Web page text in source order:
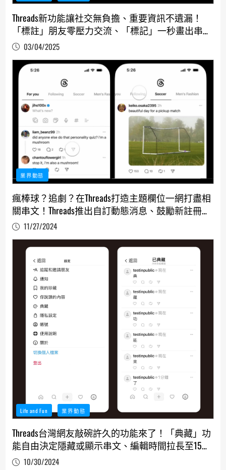
Threads新功能讓社交無負擔、重要資訊不遺漏！
「標註」朋友零壓力交流、「標記」一秒畫出串文
重點03/04/2025
業界動態
瘋棒球？追劇？在Threads打造主題欄位一網打盡相
關串文！Threads推出自訂動態消息、鼓勵新註冊者
自由建立追蹤名單
11/27/2024
Life and Fun 業界動態
Threads台灣網友敲碗許久的功能來了！「典藏」功
能自由決定隱藏或顯示串文、編輯時間拉長至15分
鐘 10/30/2024